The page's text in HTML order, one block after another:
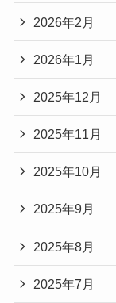
2026年2月
2026年1月
2025年12月
2025年11月
2025年10月
2025年9月
2025年8月
2025年7月